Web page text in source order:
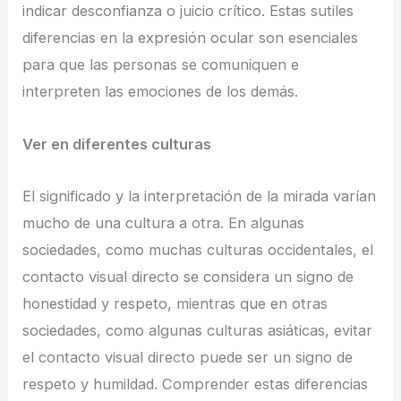
indicar desconfianza o juicio crítico. Estas sutiles
diferencias en la expresión ocular son esenciales
para que las personas se comuniquen e
interpreten las emociones de los demás.
Ver en diferentes culturas
El significado y la interpretación de la mirada varían
mucho de una cultura a otra. En algunas
sociedades, como muchas culturas occidentales, el
contacto visual directo se considera un signo de
honestidad y respeto, mientras que en otras
sociedades, como algunas culturas asiáticas, evitar
el contacto visual directo puede ser un signo de
respeto y humildad. Comprender estas diferencias